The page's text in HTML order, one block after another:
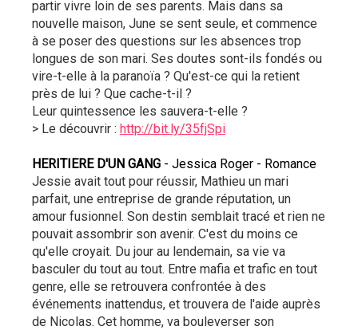
partir vivre loin de ses parents. Mais dans sa
nouvelle maison, June se sent seule, et commence
à se poser des questions sur les absences trop
longues de son mari. Ses doutes sont-ils fondés ou
vire-t-elle à la paranoïa ? Qu'est-ce qui la retient
près de lui ? Que cache-t-il ?
Leur quintessence les sauvera-t-elle ?
> Le découvrir : http://bit.ly/35fjSpi
HERITIERE D'UN GANG - Jessica Roger - Romance
Jessie avait tout pour réussir, Mathieu un mari
parfait, une entreprise de grande réputation, un
amour fusionnel. Son destin semblait tracé et rien ne
pouvait assombrir son avenir. C'est du moins ce
qu'elle croyait. Du jour au lendemain, sa vie va
basculer du tout au tout. Entre mafia et trafic en tout
genre, elle se retrouvera confrontée à des
événements inattendus, et trouvera de l'aide auprès
de Nicolas. Cet homme, va bouleverser son